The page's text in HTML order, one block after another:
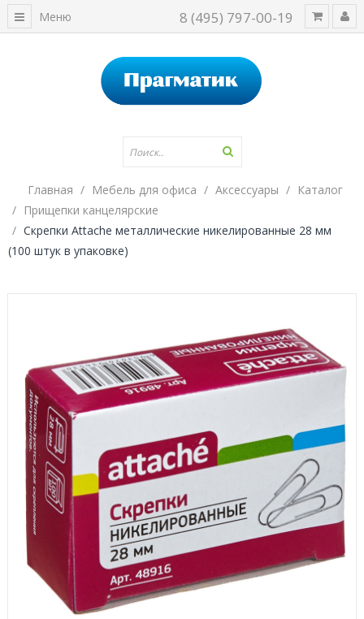
8 (495) 797-00-19
Меню
Главная Мебель для офиса Аксессуары
Каталог
Прищепки канцелярские
Скрепки Attache металлические никелированные 28 мм
(100 штук в упаковке)